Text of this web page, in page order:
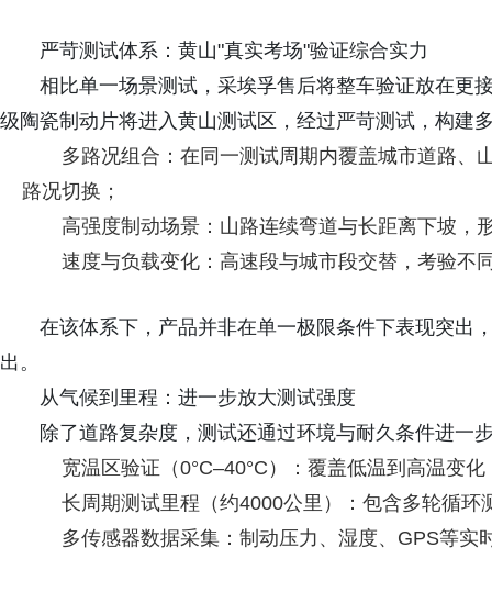
严苛测试体系：黄山"真实考场"验证综合实力
相比单一场景测试，采埃孚售后将整车验证放在更
级陶瓷制动片将进入黄山测试区，经过严苛测试，构建
多路况组合：在同一测试周期内覆盖城市道路、
路况切换；
高强度制动场景：山路连续弯道与长距离下坡，
速度与负载变化：高速段与城市段交替，考验不
在该体系下，产品并非在单一极限条件下表现突出
出。
从气候到里程：进一步放大测试强度
除了道路复杂度，测试还通过环境与耐久条件进一
宽温区验证（0°C–40°C）：覆盖低温到高温变
长周期测试里程（约4000公里）：包含多轮循环
多传感器数据采集：制动压力、湿度、GPS等实